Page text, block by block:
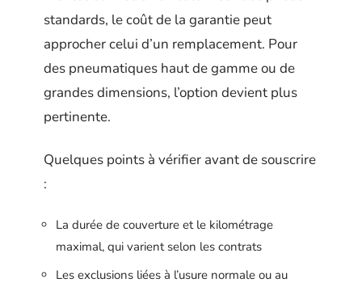
standards, le coût de la garantie peut
approcher celui d’un remplacement. Pour
des pneumatiques haut de gamme ou de
grandes dimensions, l’option devient plus
pertinente.
Quelques points à vérifier avant de souscrire
:
La durée de couverture et le kilométrage
maximal, qui varient selon les contrats
Les exclusions liées à l’usure normale ou au